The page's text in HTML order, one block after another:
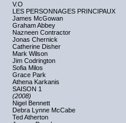
V.O
LES PERSONNAGES PRINCIPAUX
James McGowan
Graham Abbey
Nazneen Contractor
Jonas Chernick
Catherine Disher
Mark Wilson
Jim Codrington
Sofia Milos
Grace Park
Athena Karkanis
SAISON 1
(2008)
Nigel Bennett
Debra Lynne McCabe
Ted Atherton